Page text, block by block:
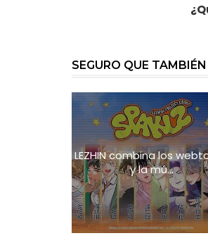
SEGURO QUE
LEZHIN combina los
y la mú...